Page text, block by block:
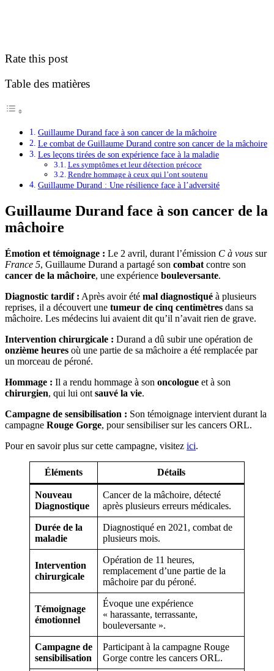
Rate this post
Table des matières
Guillaume Durand face à son cancer de la mâchoire
Le combat de Guillaume Durand contre son cancer de la mâchoire
Les leçons tirées de son expérience face à la maladie
Les symptômes et leur détection précoce
Rendre hommage à ceux qui l’ont soutenu
Guillaume Durand : Une résilience face à l’adversité
Guillaume Durand face à son cancer de la
mâchoire
Émotion et témoignage : Le 2 avril, durant l’émission C à vous sur
France 5, Guillaume Durand a partagé son combat contre son
cancer de la mâchoire, une expérience bouleversante.
Diagnostic tardif : Après avoir été mal diagnostiqué à plusieurs
reprises, il a découvert une tumeur de cinq centimètres dans sa
mâchoire. Les médecins lui avaient dit qu’il n’avait rien de grave.
Intervention chirurgicale : Durand a dû subir une opération de
onzième heures où une partie de sa mâchoire a été remplacée par
un morceau de péroné.
Hommage : Il a rendu hommage à son oncologue et à son
chirurgien, qui lui ont sauvé la vie.
Campagne de sensibilisation : Son témoignage intervient durant la
campagne Rouge Gorge, pour sensibiliser sur les cancers ORL.
Pour en savoir plus sur cette campagne, visitez ici.
Éléments Détails
Nouveau
Diagnostique
Cancer de la mâchoire, détecté
après plusieurs erreurs médicales.
Durée de la
maladie
Diagnostiqué en 2021, combat de
plusieurs mois.
Intervention
chirurgicale
Opération de 11 heures,
remplacement d’une partie de la
mâchoire par du péroné.
Témoignage
émotionnel
Évoque une expérience
« harassante, terrassante,
bouleversante ».
Campagne de
sensibilisation
Participant à la campagne Rouge
Gorge contre les cancers ORL.